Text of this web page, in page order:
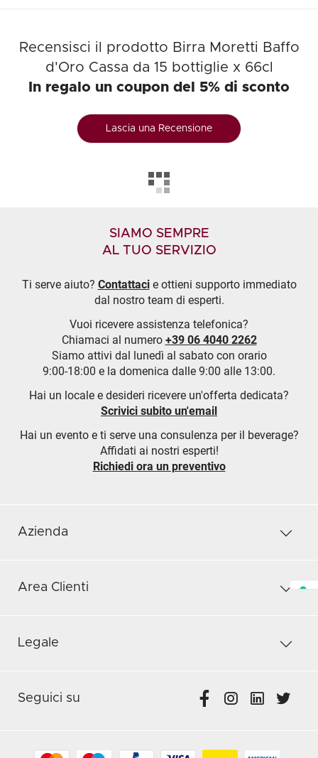
Recensisci il prodotto Birra Moretti Baffo
d'Oro Cassa da 15 bottiglie x 66cl
In regalo un coupon del 5% di sconto
Lascia una Recensione
SIAMO SEMPRE
AL TUO SERVIZIO
Ti serve aiuto? Contattacie ottieni supporto immediato
dal nostro team di esperti.
Vuoi ricevere assistenza telefonica?
Chiamaci al numero +39 06 4040 2262
Siamo attivi dal lunedì al sabato con orario
9:00-18:00 e la domenica dalle 9:00 alle 13:00.
Hai un locale e desideri ricevere un'offerta dedicata?
Scrivici subito un'email
Hai un evento e ti serve una consulenza per il beverage?
Affidati ai nostri esperti!
Richiedi ora un preventivo
Azienda
Area Clienti
Legale
Seguici su